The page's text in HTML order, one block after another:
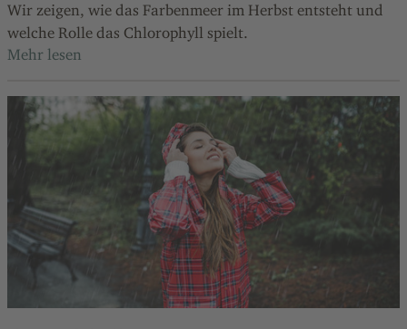
Wir zeigen, wie das Farbenmeer im Herbst entsteht und
welche Rolle das Chlorophyll spielt.